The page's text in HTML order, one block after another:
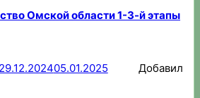
Омской области 1-3-й этапы
29.12.202405.01.2025
Добавил